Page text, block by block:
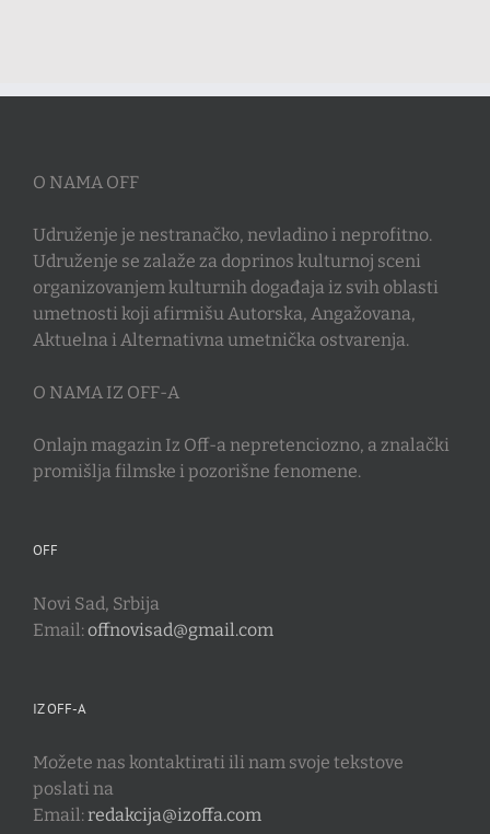
O NAMA OFF
Udruženje je nestranačko, nevladino i neprofitno.
Udruženje se zalaže za doprinos kulturnoj sceni
organizovanjem kulturnih događaja iz svih oblasti
umetnosti koji afirmišu Autorska, Angažovana,
Aktuelna i Alternativna umetnička ostvarenja.
O NAMA IZ OFF-A
Onlajn magazin Iz Off-a nepretenciozno, a znalački
promišlja filmske i pozorišne fenomene.
OFF
Novi Sad, Srbija
Email:offnovisad@gmail.com
IZ OFF-A
Možete nas kontaktirati ili nam svoje tekstove
poslati na
Email:redakcija@izoffa.com